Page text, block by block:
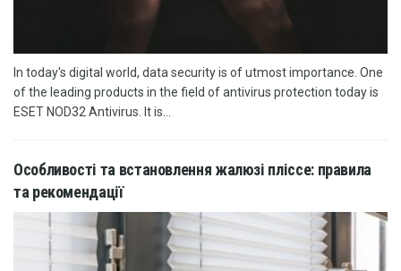
In today's digital world, data security is of utmost importance. One
of the leading products in the field of antivirus protection today is
ESET NOD32 Antivirus. It is...
Особливості та встановлення жалюзі пліссе: правила
та рекомендації